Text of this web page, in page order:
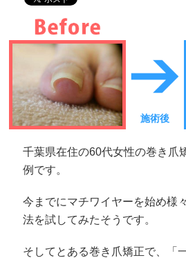
施術後
千葉県在住の60代女性の巻き爪
例です。
今までにマチワイヤーを始め様
法を試してみたそうです。
そしてとある巻き爪矯正で、「